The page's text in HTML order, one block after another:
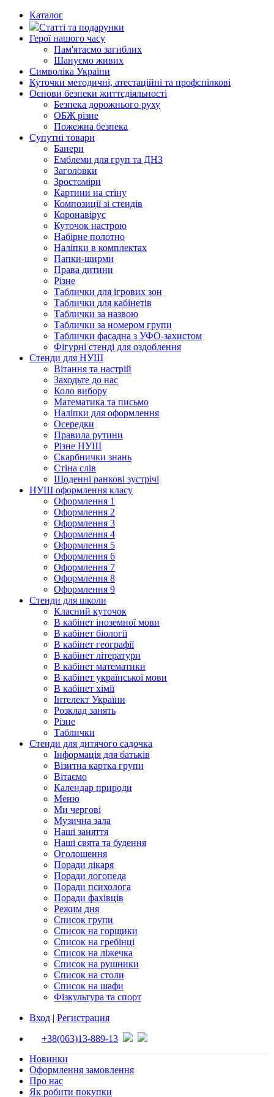
Каталог
Статті та подарунки
Герої нашого часу
Пам'ятаємо загиблих
Шануємо живих
Символіка України
Куточки методичні, атестаційні та профспілкові
Основи безпеки життєдіяльності
Безпека дорожнього руху
ОБЖ різне
Пожежна безпека
Супутні товари
Банери
Емблеми для груп та ДНЗ
Заголовки
Зростоміри
Картини на стіну
Композиції зі стендів
Коронавірус
Куточок настрою
Набірне полотно
Наліпки в комплектах
Папки-ширми
Права дитини
Різне
Таблички для ігрових зон
Таблички для кабінетів
Таблички за назвою
Таблички за номером групи
Таблички фасадна з УФО-захистом
Фігурні стенді для оздоблення
Стенди для НУШ
Вітання та настрій
Заходьте до нас
Коло вибору
Математика та письмо
Наліпки для оформлення
Осередки
Правила рутини
Різне НУШ
Скарбнички знань
Стіна слів
Щоденні ранкові зустрічі
НУШ оформлення класу
Оформлення 1
Оформлення 2
Оформлення 3
Оформлення 4
Оформлення 5
Оформлення 6
Оформлення 7
Оформлення 8
Оформлення 9
Стенди для школи
Класний куточок
В кабінет іноземної мови
В кабінет біології
В кабінет географії
В кабінет літератури
В кабінет математики
В кабінет української мови
В кабінет хімії
Інтелект України
Розклад занять
Різне
Таблички
Стенди для дитячого садочка
Інформація для батьків
Візитна картка групи
Вітаємо
Календар природи
Меню
Ми чергові
Музична зала
Наші заняття
Наші свята та будення
Оголошення
Поради лікаря
Поради логопеда
Поради психолога
Поради фахівців
Режим дня
Список групи
Список на горщики
Список на гребінці
Список на ліжечка
Список на рушники
Список на столи
Список на шафи
Фізкультура та спорт
Вход | Регистрация
+38(063)13-889-13
Новинки
Оформлення замовлення
Про нас
Як робити покупки